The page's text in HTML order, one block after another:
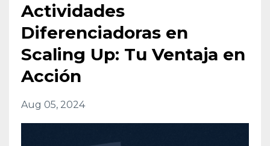
Actividades
Diferenciadoras en
Scaling Up: Tu Ventaja en
Acción
Aug 05, 2024